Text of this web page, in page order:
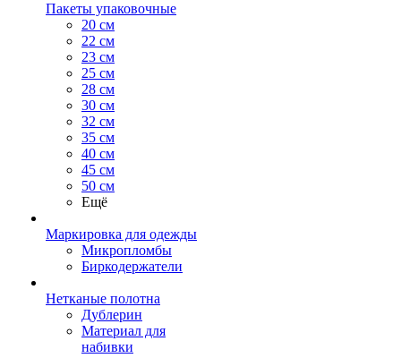
Пакеты упаковочные
20 см
22 см
23 см
25 см
28 см
30 см
32 см
35 см
40 см
45 см
50 см
Ещё
Маркировка для одежды
Микропломбы
Биркодержатели
Нетканые полотна
Дублерин
Материал для
набивки